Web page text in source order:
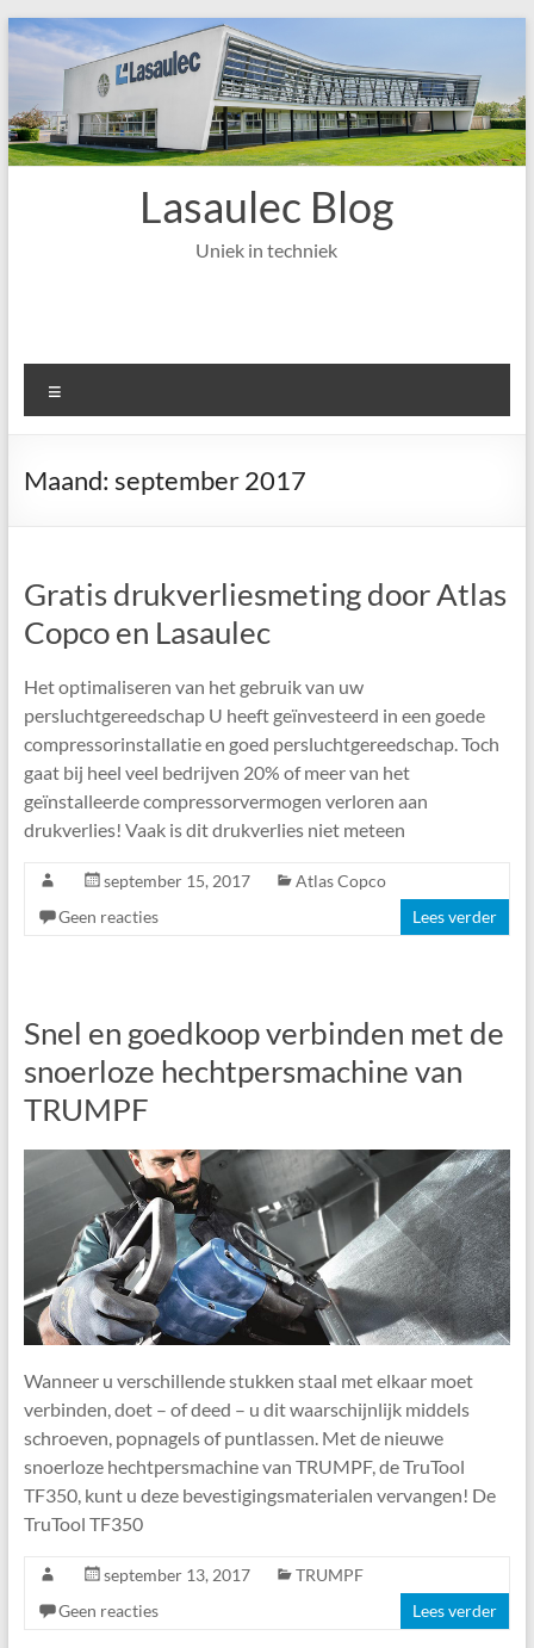
Ga
de
inhoud
Lasaulec Blog
Uniek in techniek
Maand: september 2017
Gratis drukverliesmeting door Atlas
Copco en Lasaulec
Het optimaliseren van het gebruik van uw
persluchtgereedschap U heeft geïnvesteerd in een goede
compressorinstallatie en goed persluchtgereedschap. Toch
gaat bij heel veel bedrijven 20% of meer van het
geïnstalleerde compressorvermogen verloren aan
drukverlies! Vaak is dit drukverlies niet meteen
september 15, 2017
Atlas Copco
Geen reacties
Lees verder
Snel en goedkoop verbinden met de
snoerloze hechtpersmachine van
TRUMPF
Wanneer u verschillende stukken staal met elkaar moet
verbinden, doet – of deed – u dit waarschijnlijk middels
schroeven, popnagels of puntlassen. Met de nieuwe
snoerloze hechtpersmachine van TRUMPF, de TruTool
TF350, kunt u deze bevestigingsmaterialen vervangen! De
TruTool TF350
september 13, 2017
TRUMPF
Geen reacties
Lees verder